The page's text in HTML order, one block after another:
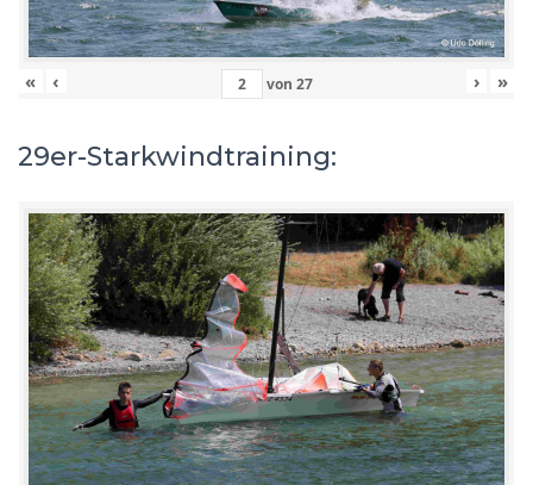
« ‹ von 27 › »
29er-Starkwindtraining: